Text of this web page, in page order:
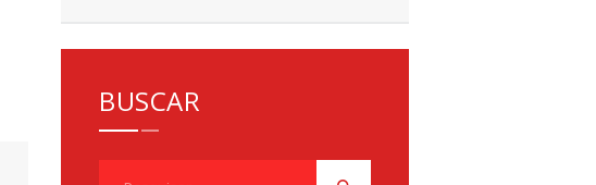
BUSCAR